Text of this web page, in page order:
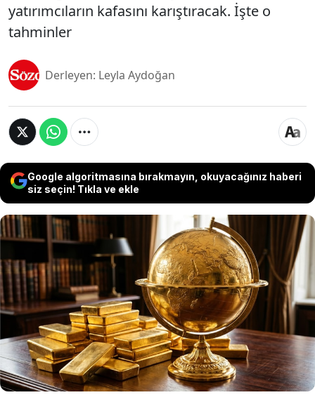
yatırımcıların kafasını karıştıracak. İşte o
tahminler
Derleyen: Leyla Aydoğan
Google algoritmasına bırakmayın, okuyacağınız haberi
siz seçin! Tıkla ve ekle
Küresel bankacılık devlerinin birbirinden ayrı
altın tahminleri küçük yatırımcının da aklını
karıştırdı. Goldman Sachs, Wells Fargo
Investment Institute, UBS, Bank of America, J.P.
Morgan, Citi ve Barclay'in altın tahminleri
yatırımcıların kafasını karıştıracak. İşte o
tahminler